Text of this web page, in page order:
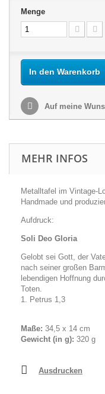
Menge
In den Warenkorb
Auf meine
MEHR INFOS
Metalltafel im Vintage-
Handmade und
Aufdruck:
Soli Deo Gloria
Gelobt sei Gott, der
nach seiner großen
lebendigen Hoffnung
Toten.
1. Petrus 1,3
Maße: 34,5 x 14 cm
Gewicht (in g): 320 g
Ausdrucken